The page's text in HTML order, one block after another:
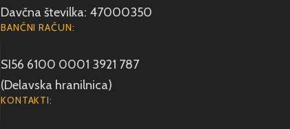
Davčna številka: 47000350
BANČNI RAČUN:
SI56 6100 0001 3921 787
(Delavska hranilnica)
KONTAKTI: